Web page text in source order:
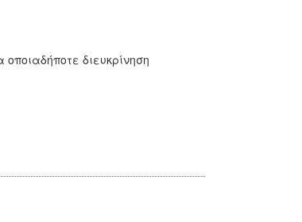
διευκρίνηση